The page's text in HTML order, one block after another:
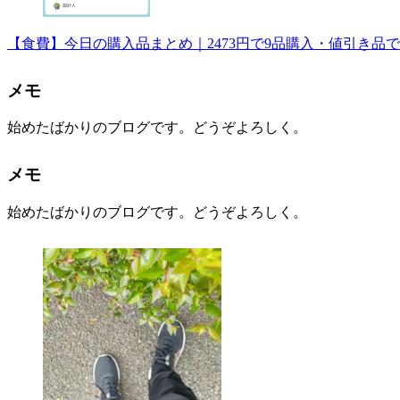
【食費】今日の購入品まとめ｜2473円で9品購入・値引き品
メモ
始めたばかりのブログです。どうぞよろしく。
メモ
始めたばかりのブログです。どうぞよろしく。